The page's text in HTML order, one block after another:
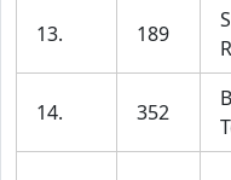
13. 189
14. 352